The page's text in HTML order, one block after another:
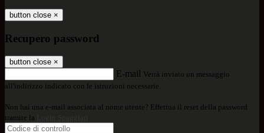
button close ×
Recupero password
button close ×
E-mail Verrà inviato un messaggio
all'indirizzo indicato con le istruzioni necessarie.
Non hai una e-mail associata al nome utente? Effettua il reset della password
tramite la